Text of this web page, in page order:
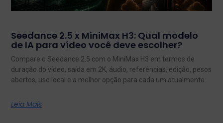
Seedance 2.5 x MiniMax H3: Qual modelo
de IA para vídeo você deve escolher?
Compare o Seedance 2.5 com o MiniMax H3 em termos de
duração do vídeo, saída em 2K, áudio, referências, edição, pesos
abertos, uso local e a melhor opção para cada um atualmente.
Leia Mais